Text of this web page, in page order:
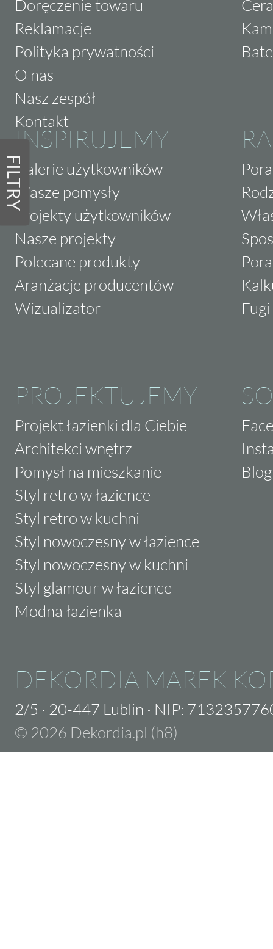
FILTRY
Doręczenie towaru
Reklamacje
Polityka prywatności
O nas
Nasz zespół
Kontakt
INSPIRUJEMY
Galerie użytkowników
Wasze pomysły
Projekty użytkowników
Nasze projekty
Polecane produkty
Aranżacje producentów
Wizualizator
PROJEKTUJEMY
Projekt łazienki dla Ciebie
Architekci wnętrz
Pomysł na mieszkanie
Styl retro w łazience
Styl retro w kuchni
Styl nowoczesny w łazience
Styl nowoczesny w kuchni
Styl glamour w łazience
Modna łazienka
Blog
DEKORDIA MAREK
2/5 · 20-447 Lublin · NIP:
© 2026 Dekordia.pl (h8)